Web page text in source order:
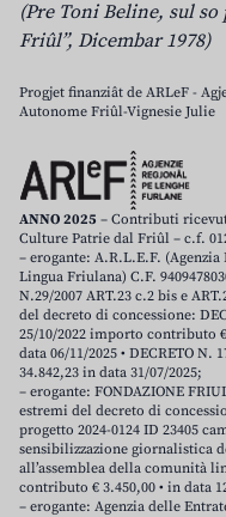
(Pre Toni Beline, sul
Friûl”, Dicembar 1978)
Progjet finanziât de ARLeF -
Autonome Friûl-Vignesie Julie
ANNO 2025 – Contributi
Culture Patrie dal Friûl – c.f.
– erogante: A.R.L.E.F.
Lingua Friulana) C.F.
N.29/2007 ART.23 c.2 bis e
del decreto di concessione:
25/10/2022 importo contributo
data 06/11/2025 • DECRETO N.
34.842,23 in data 31/07/2025;
– erogante: FONDAZIONE
estremi del decreto di
progetto 2024-0124 ID 23405
sensibilizzazione giornalistica
all’assemblea della comunità
contributo € 3.450,00 • in data
– erogante: Agenzia delle